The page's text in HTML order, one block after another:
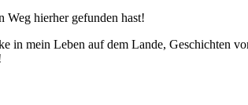
Weg hierher gefunden hast!
in mein Leben auf dem Lande, Geschichten